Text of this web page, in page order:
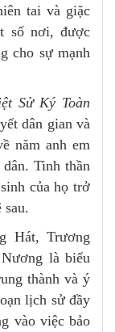
tai và giặc
số nơi, được
cho sự mạnh
Sử Ký Toàn
dân gian và
năm anh em
Tinh thần
của họ trở
sau.
Hát, Trương
là biểu
thành và ý
lịch sử đầy
vào việc bảo